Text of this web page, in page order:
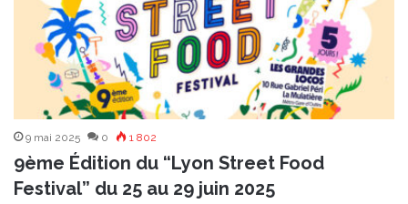
9 mai 2025 0 1 802
9ème Édition du “Lyon Street Food
Festival” du 25 au 29 juin 2025